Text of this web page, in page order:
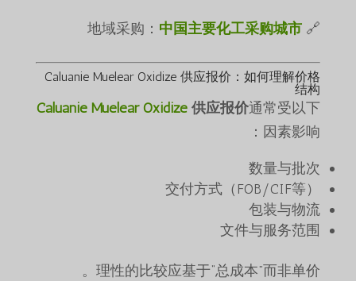
🔗 地域采购：
中国主要化工采购城市
Caluanie Muelear Oxidize 供应报价：如何理解价格
结构
Caluanie Muelear Oxidize 供应报价通常受以下
因素影响：
数量与批次
交付方式（FOB/CIF等）
包装与物流
文件与服务范围
理性的比较应基于“总成本”而非单价。